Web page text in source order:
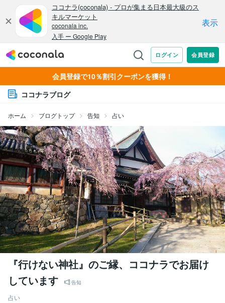
会員登録で10％割引クーポンを獲得！
ココナラブログ
ホーム ブログトップ 告知 占い
『行けない神社』のご縁、ココナラでお届け
しています
告知
占い